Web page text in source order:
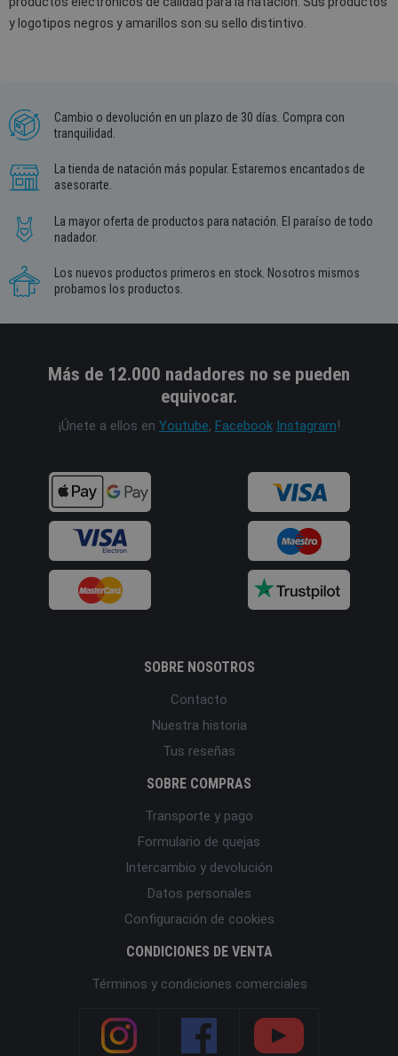
y logotipos negros y amarillos son su sello distintivo.
Cambio o devolución en un plazo de 30 días. Compra con
tranquilidad.
La tienda de natación más popular. Estaremos encantados de
asesorarte.
La mayor oferta de productos para natación. El paraíso de todo
nadador.
Los nuevos productos primeros en stock. Nosotros mismos
probamos los productos.
Más de 12.000 nadadores no se pueden
equivocar.
¡Únete a ellos en Youtube, Facebook Instagram!
SOBRE NOSOTROS
Contacto
Nuestra historia
Tus reseñas
SOBRE COMPRAS
Transporte y pago
Formulario de quejas
Intercambio y devolución
Datos personales
Configuración de cookies
CONDICIONES DE VENTA
Términos y condiciones comerciales